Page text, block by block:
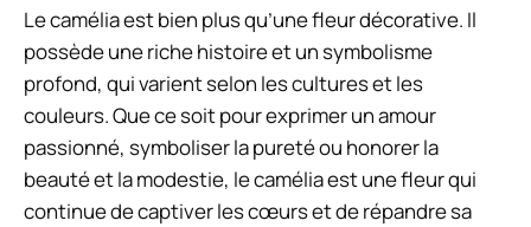
Le camélia est bien plus qu’une fleur décorative. Il
possède une riche histoire et un symbolisme
profond, qui varient selon les cultures et les
couleurs. Que ce soit pour exprimer un amour
passionné, symboliser la pureté ou honorer la
beauté et la modestie, le camélia est une fleur qui
continue de captiver les cœurs et de répandre sa